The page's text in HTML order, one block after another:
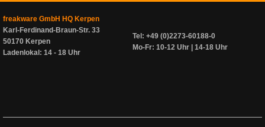
freakware GmbH HQ Kerpen
Karl-Ferdinand-Braun-Str. 33
50170 Kerpen
Ladenlokal: 14 - 18 Uhr
Tel: +49 (0)2273-60188-0
Mo-Fr: 10-12 Uhr | 14-18 Uhr